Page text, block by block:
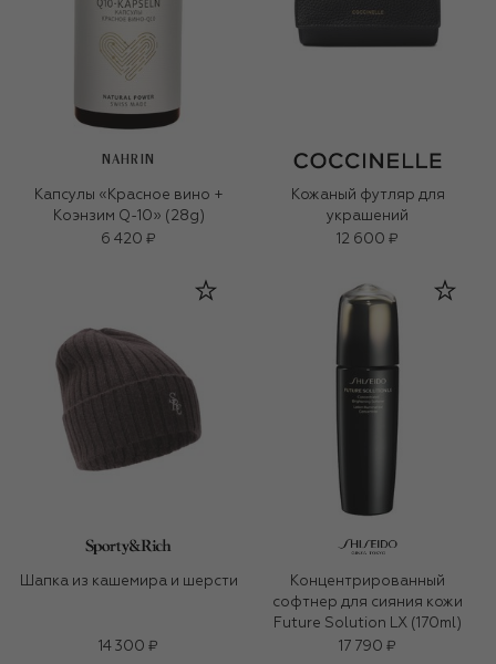
NAHRIN
Капсулы «Красное вино +
Коэнзим Q-10» (28g)
6 420 ₽
Кожаный футляр для
украшений
12 600 ₽
Шапка из кашемира и шерсти
14 300 ₽
Концентрированный
софтнер для сияния кожи
Future Solution LX (170ml)
17 790 ₽